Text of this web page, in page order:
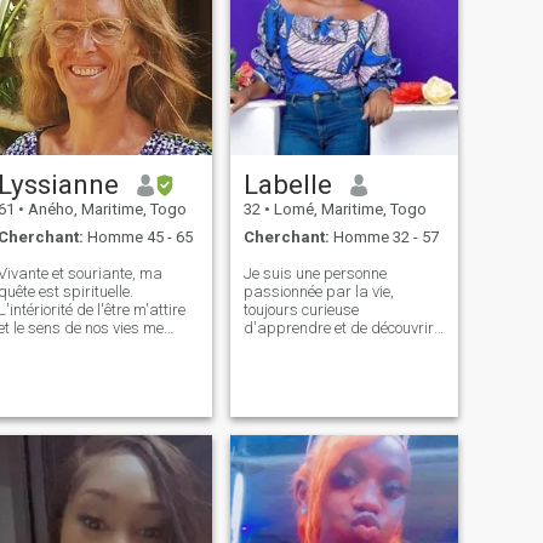
• Aného, Maritime, Togo
Homme 45 - 65
et souriante, ma
est spirituelle.
de l'être m'attire
le sens de nos vies me
ouvert à l'aventure
et terrestre. J'habite
Togo où j'ai construis un
de Lumière et je
encore pour 2 ans à
sur Paris et
Que votre journée
Labelle
32 • Lomé, Maritime, Togo
Cherchant: Homme 32 - 57
Je suis une personne
passionnée par la vie,
toujours curieuse
d'apprendre et de découvrir
autant que les moments de
légèreté. Amoureuse de la
nature, je cherche à partager
des aventures authentiques
et des rires sincères avec
quelqu'un qui apprécie les
petites choses de la vie. Si